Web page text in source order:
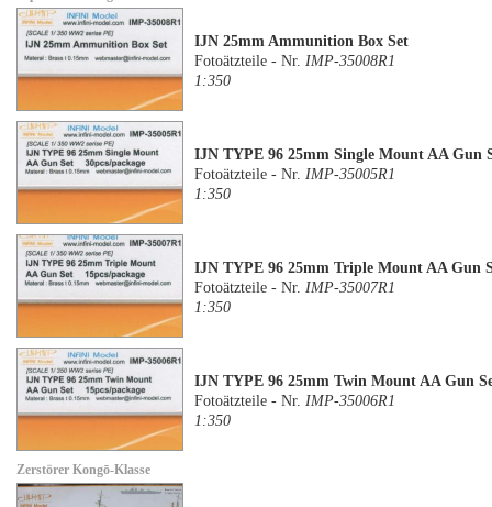
IJN 25mm Ammunition Box Set
Fotoätzteile - Nr.IMP-35008R1
1:350
IJN TYPE 96 25mm Single Mount AA Gun
Fotoätzteile - Nr.IMP-35005R1
1:350
IJN TYPE 96 25mm Triple Mount AA Gun
Fotoätzteile - Nr.IMP-35007R1
1:350
IJN TYPE 96 25mm Twin Mount AA Gun
Fotoätzteile - Nr.IMP-35006R1
1:350
Zerstörer Kongō-Klasse